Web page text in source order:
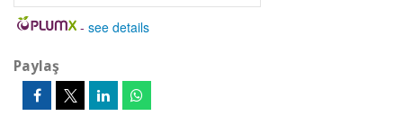
- see details
Paylaş